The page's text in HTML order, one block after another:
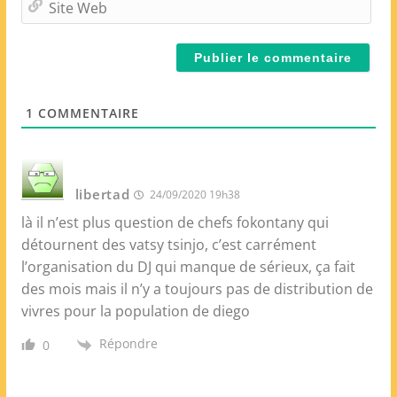
i
1 COMMENTAIRE
libertad 24/09/2020 19h38
là il n’est plus question de chefs fokontany qui
détournent des vatsy tsinjo, c’est carrément
l’organisation du DJ qui manque de sérieux, ça fait
des mois mais il n’y a toujours pas de distribution de
vivres pour la population de diego
0 Répondre